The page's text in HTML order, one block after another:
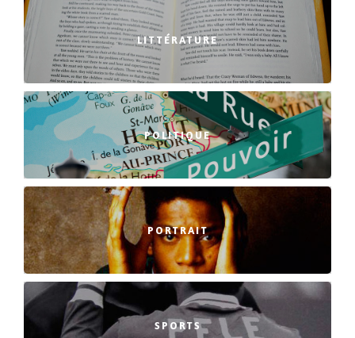
LITTÉRATURE
POLITIQUE
PORTRAIT
SPORTS